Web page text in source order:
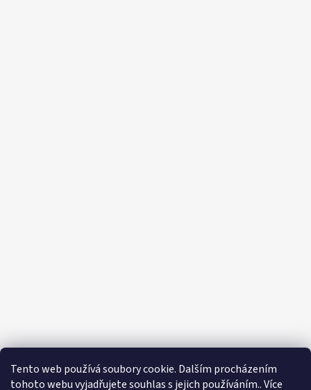
Tento web používá soubory cookie. Dalším procházením
tohoto webu vyjadřujete souhlas s jejich používáním.. Více